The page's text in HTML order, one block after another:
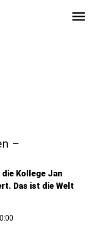
menu
–
Kollege Jan
Das ist die Welt